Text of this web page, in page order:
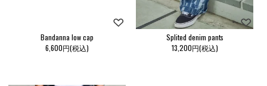
Bandanna low cap
6,600円(税込)
Splited denim pants
13,200円(税込)